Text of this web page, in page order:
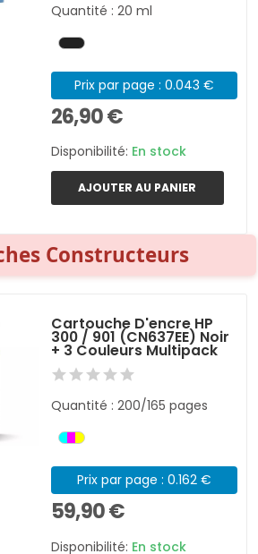
Quantité : 20 ml
Prix par page : 0.043 €
26,90 €
Disponibilité: En stock
AJOUTER AU PANIER
Constructeurs
Cartouche D'encre HP
300 / 901 (CN637EE) Noir
+ 3 Couleurs Multipack
Quantité : 200/165 pages
Prix par page : 0.162 €
59,90 €
Disponibilité: En stock